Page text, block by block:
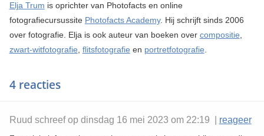
Elja Trum is oprichter van Photofacts en online
fotografiecursussite Photofacts Academy. Hij schrijft sinds 2006
over fotografie. Elja is ook auteur van boeken over compositie,
zwart-witfotografie, flitsfotografie en portretfotografie.
4 reacties
Ruud schreef op dinsdag 16 mei 2023 om 22:19 | reageer